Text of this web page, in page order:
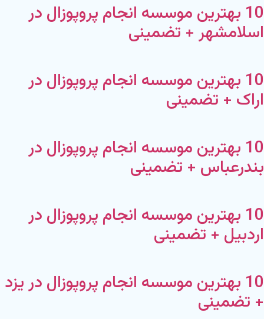
10 بهترین موسسه انجام پروپوزال در
اسلامشهر + تضمینی
10 بهترین موسسه انجام پروپوزال در
اراک + تضمینی
10 بهترین موسسه انجام پروپوزال در
بندرعباس + تضمینی
10 بهترین موسسه انجام پروپوزال در
اردبیل + تضمینی
10 بهترین موسسه انجام پروپوزال در یزد
+ تضمینی